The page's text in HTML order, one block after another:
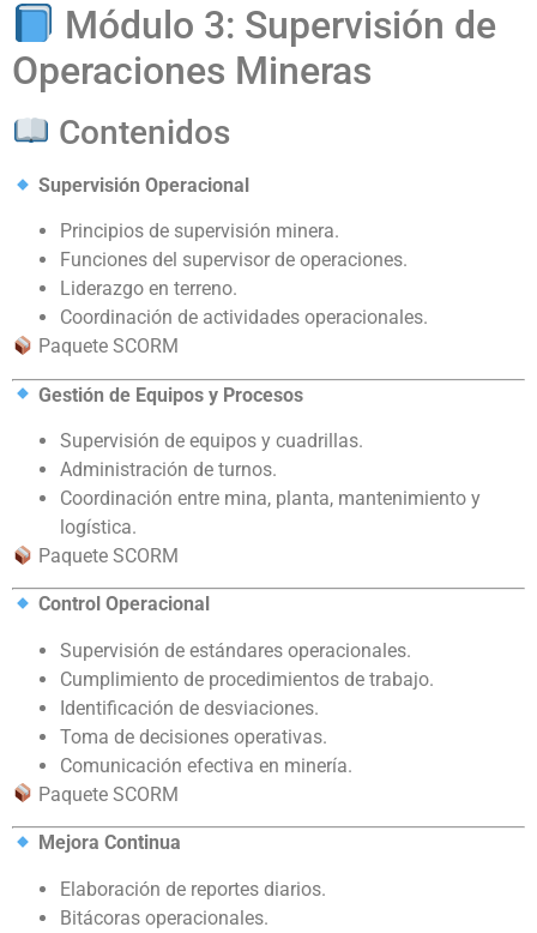
Módulo 3: Supervisión de
Operaciones Mineras
Contenidos
Supervisión Operacional
Principios de supervisión minera.
Funciones del supervisor de operaciones.
Liderazgo en terreno.
Coordinación de actividades operacionales.
Paquete SCORM
Gestión de Equipos y Procesos
Supervisión de equipos y cuadrillas.
Administración de turnos.
Coordinación entre mina, planta, mantenimiento y
logística.
Paquete SCORM
Control Operacional
Supervisión de estándares operacionales.
Cumplimiento de procedimientos de trabajo.
Identificación de desviaciones.
Toma de decisiones operativas.
Comunicación efectiva en minería.
Paquete SCORM
Mejora Continua
Elaboración de reportes diarios.
Bitácoras operacionales.